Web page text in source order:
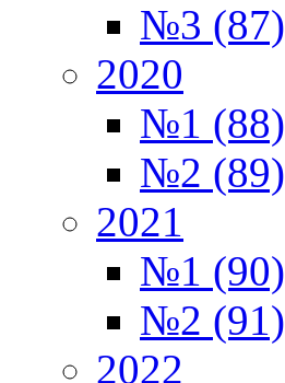
№3 (87)
2020
№1 (88)
№2 (89)
2021
№1 (90)
№2 (91)
2022